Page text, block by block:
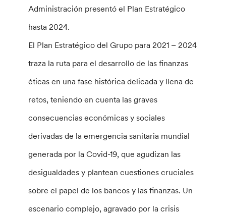
Administración presentó el Plan Estratégico
hasta 2024.
El Plan Estratégico del Grupo para 2021 – 2024
traza la ruta para el desarrollo de las finanzas
éticas en una fase histórica delicada y llena de
retos, teniendo en cuenta las graves
consecuencias económicas y sociales
derivadas de la emergencia sanitaria mundial
generada por la Covid-19, que agudizan las
desigualdades y plantean cuestiones cruciales
sobre el papel de los bancos y las finanzas. Un
escenario complejo, agravado por la crisis